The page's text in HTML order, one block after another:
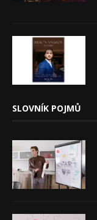
SLOVNÍK POJMŮ